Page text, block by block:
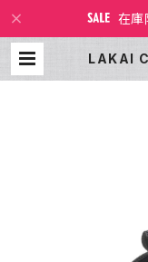
在庫
LAKAI